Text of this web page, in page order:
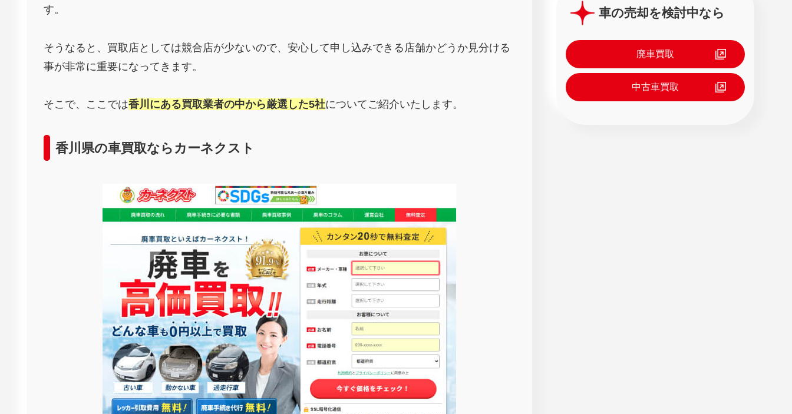
す。
そうなると、買取店としては競合店が少ないので、安心して申し込みできる店舗かどうか見分ける
事が非常に重要になってきます。
そこで、ここでは香川にある買取業者の中から厳選した5社についてご紹介いたします。
香川県の車買取ならカーネクスト
車の売却を検討中なら
廃車買取
中古車買取